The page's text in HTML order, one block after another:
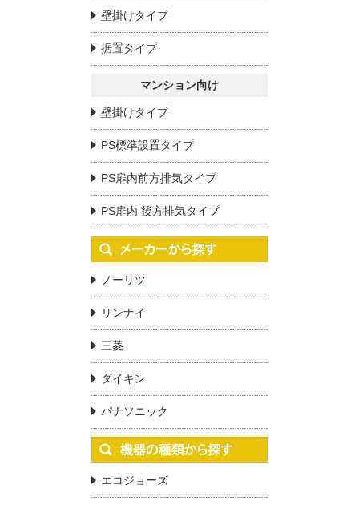
壁掛けタイプ
据置タイプ
マンション向け
壁掛けタイプ
PS標準設置タイプ
PS扉内前方排気タイプ
PS扉内 後方排気タイプ
ノーリツ
リンナイ
三菱
ダイキン
パナソニック
エコジョーズ